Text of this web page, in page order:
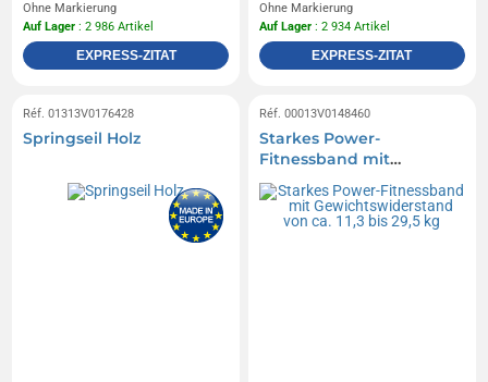
Ohne Markierung
Auf Lager : 2 986 Artikel
EXPRESS-ZITAT
Ohne Markierung
Auf Lager : 2 934 Artikel
EXPRESS-ZITAT
Réf. 01313V0176428
Springseil Holz
Réf. 00013V0148460
Starkes Power-
Fitnessband mit
Gewichtswiderstand von
ca. 11,3 bis 29,5 kg